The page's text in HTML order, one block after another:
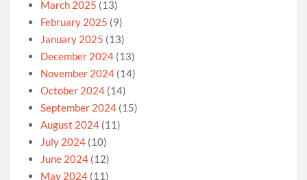
March 2025 (13)
February 2025 (9)
January 2025 (13)
December 2024 (13)
November 2024 (14)
October 2024 (14)
September 2024 (15)
August 2024 (11)
July 2024 (10)
June 2024 (12)
May 2024 (11)